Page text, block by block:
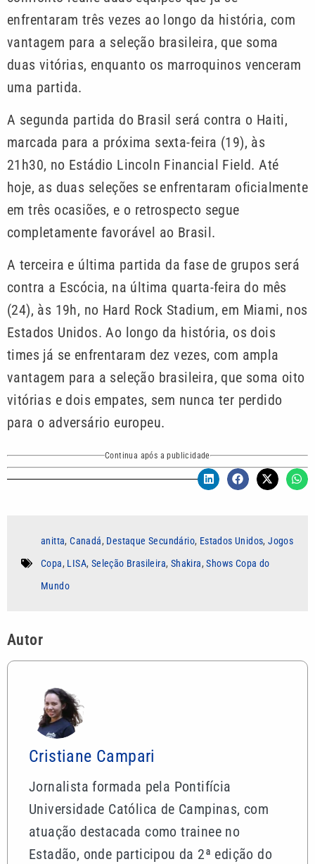
enfrentaram três vezes ao longo da história, com
vantagem para a seleção brasileira, que soma
duas vitórias, enquanto os marroquinos venceram
uma partida.
A segunda partida do Brasil será contra o Haiti,
marcada para a próxima sexta-feira (19), às
21h30, no Estádio Lincoln Financial Field. Até
hoje, as duas seleções se enfrentaram oficialmente
em três ocasiões, e o retrospecto segue
completamente favorável ao Brasil.
A terceira e última partida da fase de grupos será
contra a Escócia, na última quarta-feira do mês
(24), às 19h, no Hard Rock Stadium, em Miami, nos
Estados Unidos. Ao longo da história, os dois
times já se enfrentaram dez vezes, com ampla
vantagem para a seleção brasileira, que soma oito
vitórias e dois empates, sem nunca ter perdido
para o adversário europeu.
Continua após a publicidade
anitta,Canadá, Destaque Secundário, Estados Unidos,Jogos
Copa, LISA, Seleção Brasileira, Shakira,Shows Copa do
Mundo
Autor
Cristiane Campari
Jornalista formada pela Pontifícia
Universidade Católica de Campinas, com
atuação destacada como trainee no
Estadão, onde participou da 2ª edição do